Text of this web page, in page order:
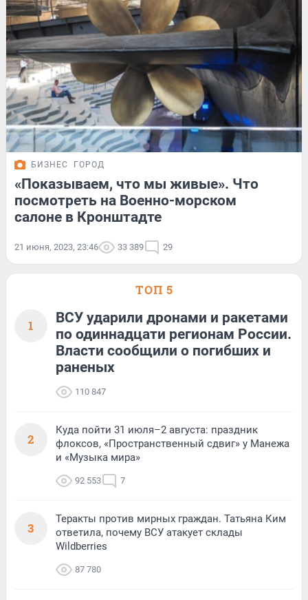
БИЗНЕС ГОРОД
«Показываем, что мы живые». Что
посмотреть на Военно-морском
салоне в Кронштадте
21 июня, 2023, 23:46 33 389 29
ТОП 5
1
ВСУ ударили дронами и ракетами
по одиннадцати регионам России.
Власти сообщили о погибших и
раненых
110 847
2
Куда пойти 31 июля–2 августа: праздник
флоксов, «Пространственный сдвиг» у Манежа
и «Музыка мира»
92 553 7
3
Теракты против мирных граждан. Татьяна Ким
ответила, почему ВСУ атакует склады
Wildberries
87 780